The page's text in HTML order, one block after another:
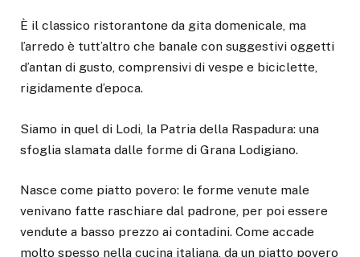
È il classico ristorantone da gita domenicale, ma
l’arredo è tutt’altro che banale con suggestivi oggetti
d’antan di gusto, comprensivi di vespe e biciclette,
rigidamente d’epoca.
Siamo in quel di Lodi, la Patria della Raspadura: una
sfoglia slamata dalle forme di Grana Lodigiano.
Nasce come piatto povero: le forme venute male
venivano fatte raschiare dal padrone, per poi essere
vendute a basso prezzo ai contadini. Come accade
molto spesso nella cucina italiana, da un piatto povero